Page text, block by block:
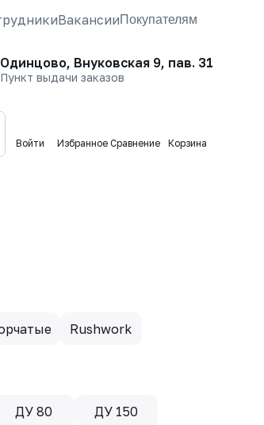
ВакансииПокупателям
Одинцово, Внуковская 9, пав. 31
Пункт выдачи заказов
Войти Избранное Сравнение Корзина
Rushwork
ДУ 80 ДУ 150